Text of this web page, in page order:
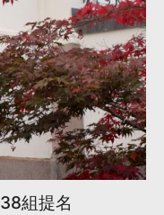
組提名